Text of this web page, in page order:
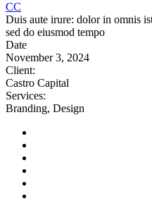
CC
Duis aute irure: dolor in omnis
sed do eiusmod tempo
Date
November 3, 2024
Client:
Castro Capital
Services:
Branding, Design